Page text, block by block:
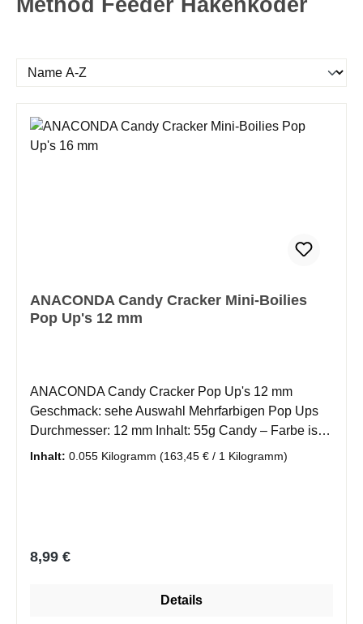
ANACONDA Candy Cracker Mini-Boilies
Pop Up's 12 mm
ANACONDA Candy Cracker Pop Up's 12 mm
Geschmack: sehe Auswahl Mehrfarbigen Pop Ups
Durchmesser: 12 mm Inhalt: 55g Candy – Farbe ist
hier Programm! Mit unseren zweifarbigen Wafter und
Farbstrukturen geben euch die Möglichkeiten auf
können um dem Fisch die optimale Kombination aus
Inhalt: 0.055 Kilogramm (163,45 € / 1 Kilogramm)
Regulärer Preis:
8,99 €
Details